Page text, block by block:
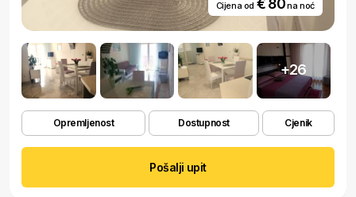
Cijena od € 80na noć
+26
Opremljenost Dostupnost Cjenik
Pošalji upit